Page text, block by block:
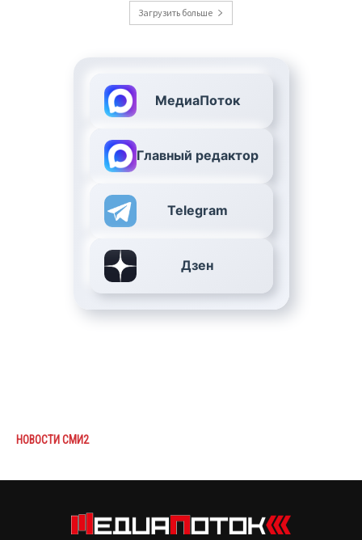
Загрузить больше
МедиаПоток
Главный редактор
Telegram
Дзен
НОВОСТИ СМИ2